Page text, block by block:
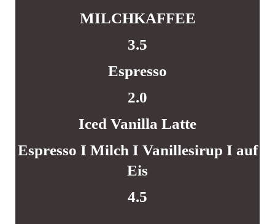
MILCHKAFFEE
3.5
Espresso
2.0
Iced Vanilla Latte
Espresso I Milch I Vanillesirup I auf
Eis
4.5